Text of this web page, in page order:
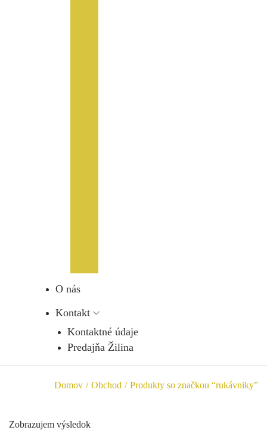
O nás
Kontakt
Kontaktné údaje
Predajňa Žilina
Domov / Obchod / Produkty so značkou “rukávniky”
Zobrazujem výsledok